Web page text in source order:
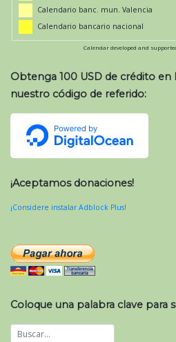
Calendario banc. mun. Valencia
Calendario bancario nacional
Calendar developed and
Obtenga 100 USD de crédito en
nuestro código de referido:
¡Aceptamos donaciones!
¡Considere instalar Adblock Plus!
Coloque una palabra clave para